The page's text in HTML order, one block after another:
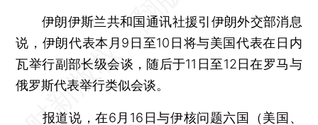
伊朗伊斯兰共和国通讯社援引伊朗外交部消息
说，伊朗代表本月9日至10日将与美国代表在日内
瓦举行副部长级会谈，随后于11日至12日在罗马与
俄罗斯代表举行类似会谈。
报道说，在6月16日与伊核问题六国（美国、